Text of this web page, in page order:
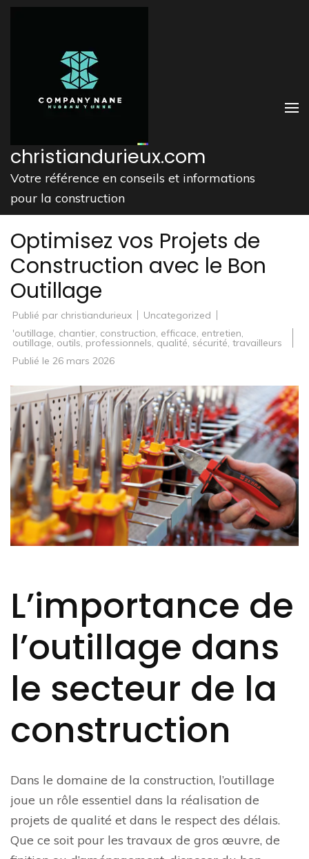
Aller
christiandurieux.com
Votre référence en conseils et informations
pour la construction
Optimisez vos Projets de
Construction avec le Bon
Outillage
Publié par christiandurieux
Uncategorized
'outillage, chantier, construction, efficace, entretien,
outillage, outils, professionnels, qualité, sécurité, travailleurs
Publié le 26 mars 2026
L’importance de
l’outillage dans
le secteur de la
construction
Dans le domaine de la construction, l’outillage
joue un rôle essentiel dans la réalisation de
projets de qualité et dans le respect des délais.
Que ce soit pour les travaux de gros œuvre, de